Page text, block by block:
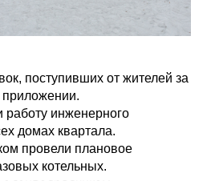
поступивших от жителей за
работу инженерного
домах квартала.
провели плановое
котельных.